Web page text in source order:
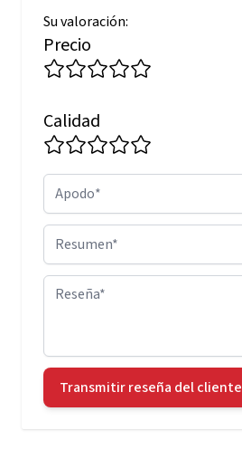
Su valoración:
Precio
Calidad
Apodo
Resumen
Reseña
Transmitir reseña del cliente